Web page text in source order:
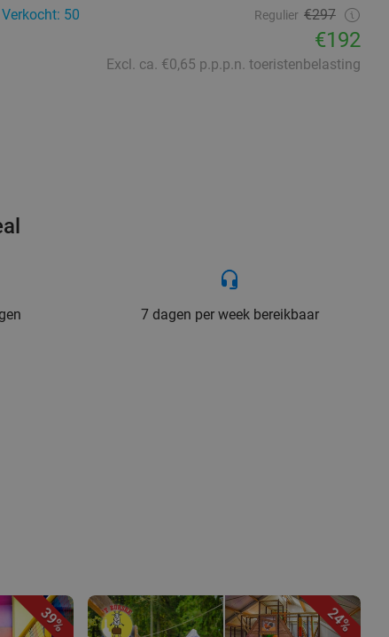
Verkocht: 50
Regulier €297
€192
Excl. ca. €0,65 p.p.p.n. toeristenbelasting
7 dagen per week bereikbaar
39% 24%